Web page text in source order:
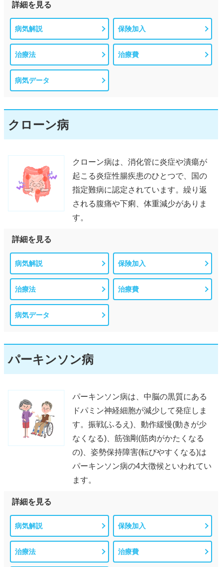
詳細を見る
病気解説 保険加入
治療法 治療費
病気データ
クローン病
クローン病は、消化管に炎症や潰瘍が
起こる炎症性腸疾患のひとつで、国の
指定難病に認定されています。繰り返
される腹痛や下痢、体重減少がありま
す。
詳細を見る
病気解説 保険加入
治療法 治療費
病気データ
パーキンソン病
パーキンソン病は、中脳の黒質にある
ドパミン神経細胞が減少して発症しま
す。振戦(ふるえ)、動作緩慢(動きが少
なくなる)、筋強剛(筋肉がかたくなる
の)、姿勢保持障害(転びやすくなる)は
パーキンソン病の4大徴候といわれてい
ます。
詳細を見る
病気解説 保険加入
治療法 治療費